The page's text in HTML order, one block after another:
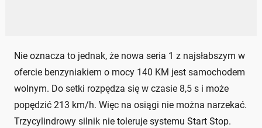
Nie oznacza to jednak, że nowa seria 1 z najsłabszym w
ofercie benzyniakiem o mocy 140 KM jest samochodem
wolnym. Do setki rozpędza się w czasie 8,5 s i może
popędzić 213 km/h. Więc na osiągi nie można narzekać.
Trzycylindrowy silnik nie toleruje systemu Start Stop.